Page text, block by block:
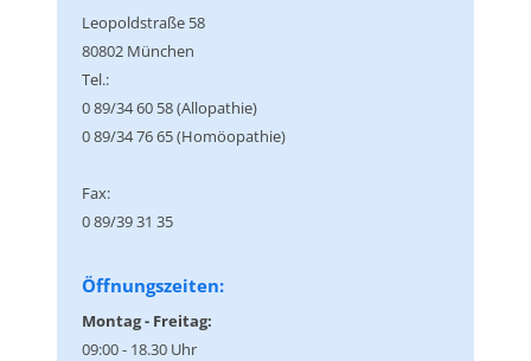
Leopoldstraße 58
80802 München
Tel.:
0 89/34 60 58 (Allopathie)
0 89/34 76 65 (Homöopathie)
Fax:
0 89/39 31 35
Öffnungszeiten:
Montag - Freitag:
09:00 - 18.30 Uhr